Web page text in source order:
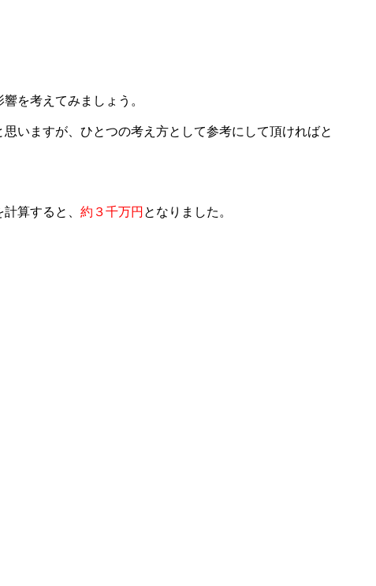
を考えてみましょう。
いますが、ひとつの考え方として参考にして頂ければと
算すると、 約３千万円 となりました。